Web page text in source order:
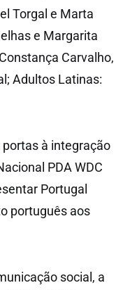
Torgal e Marta
e Margarita
Carvalho,
Adultos Latinas:
à integração
PDA WDC
Portugal
português aos
social, a